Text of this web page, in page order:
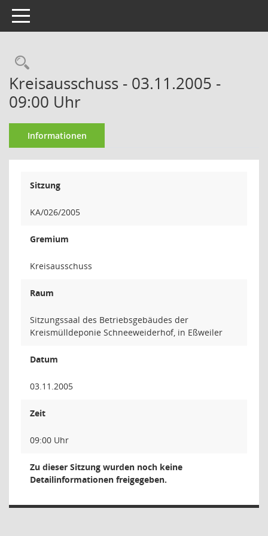
Toggle navigation
Rechercheauswahl
Kreisausschuss - 03.11.2005 -
09:00 Uhr
Informationen
Sitzung
KA/026/2005
Gremium
Kreisausschuss
Raum
Sitzungssaal des Betriebsgebäudes der
Kreismülldeponie Schneeweiderhof, in Eßweiler
Datum
03.11.2005
Zeit
09:00 Uhr
Zu dieser Sitzung wurden noch keine
Detailinformationen freigegeben.